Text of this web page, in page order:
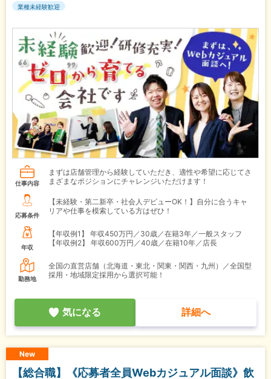
業種未経験歓迎
仕事内容
まずは店舗管理から経験していただき、適性や希望に応じてさ
まざまなポジションにチャレンジいただけます！
応募条件
【未経験・第二新卒・社会人デビューOK！】自分に合うキャ
リアや仕事を模索している方はぜひ！
年収
【年収例1】
年収450万円／30歳／在籍3年／一般スタッフ
【年収例2】
年収600万円／40歳／在籍10年／店長
勤務地
全国の直営店舗（北海道・東北・関東・関西・九州）／全国型
採用・地域限定採用から選択可能！
気になる 詳細へ
New
【総合職】《応募者全員Webカジュアル面談》飲